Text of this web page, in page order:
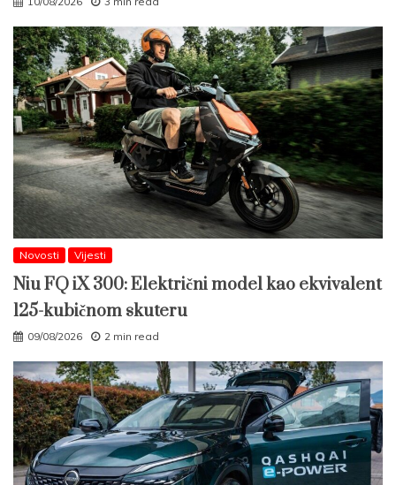
Novosti Vijesti
Niu FQ iX 300: Električni model kao ekvivalent
125-kubičnom skuteru
09/08/2026 2 min read